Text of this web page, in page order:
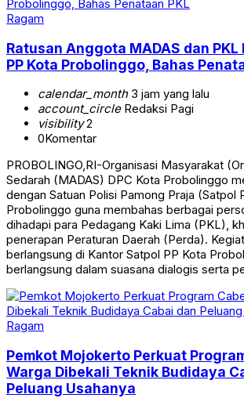
Ragam
Ratusan Anggota MADAS dan
PP Kota Probolinggo, Bahas
calendar_month3 jam yang lalu
account_circleRedaksi Pagi
visibility2
0Komentar
PROBOLINGO,RI-Organisasi Masyarakat
Sedarah (MADAS) DPC Kota Probolinggo
dengan Satuan Polisi Pamong Praja (Satpol
Probolinggo guna membahas berbagai
dihadapi para Pedagang Kaki Lima (PKL),
penerapan Peraturan Daerah (Perda).
berlangsung di Kantor Satpol PP Kota
berlangsung dalam suasana dialogis serta
Ragam
Pemkot Mojokerto Perkuat
Warga Dibekali Teknik Budidaya
Peluang Usahanya